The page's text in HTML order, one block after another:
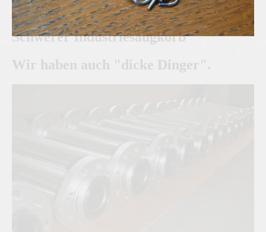
Schwerer Industriesaugkorb
Wir haben auch "dicke Dinger".